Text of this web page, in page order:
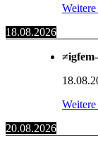
18.08.2026
20.08.2026